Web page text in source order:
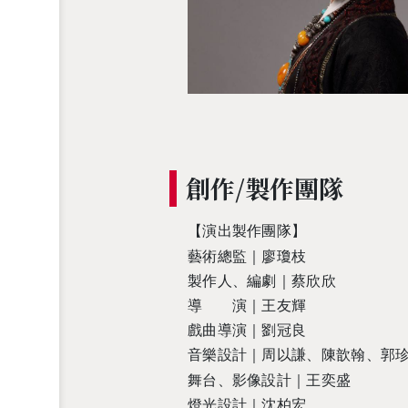
創作/製作團隊
【演出製作團隊】
藝術總監｜廖瓊枝
製作人、編劇｜蔡欣欣
導 演｜王友輝
戲曲導演｜劉冠良
音樂設計｜周以謙、
陳歆翰、郭
舞台、影像設計｜王奕盛
燈光設計｜沈柏宏